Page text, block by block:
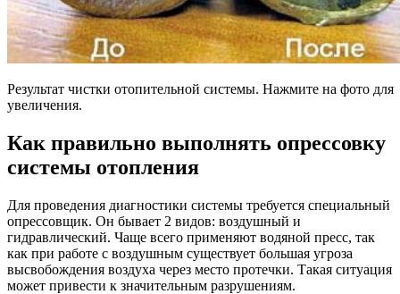
Результат чистки отопительной системы. Нажмите на фото для
увеличения.
Как правильно выполнять опрессовку
системы отопления
Для проведения диагностики системы требуется специальный
опрессовщик. Он бывает 2 видов: воздушный и
гидравлический. Чаще всего применяют водяной пресс, так
как при работе с воздушным существует большая угроза
высвобождения воздуха через место протечки. Такая ситуация
может привести к значительным разрушениям.